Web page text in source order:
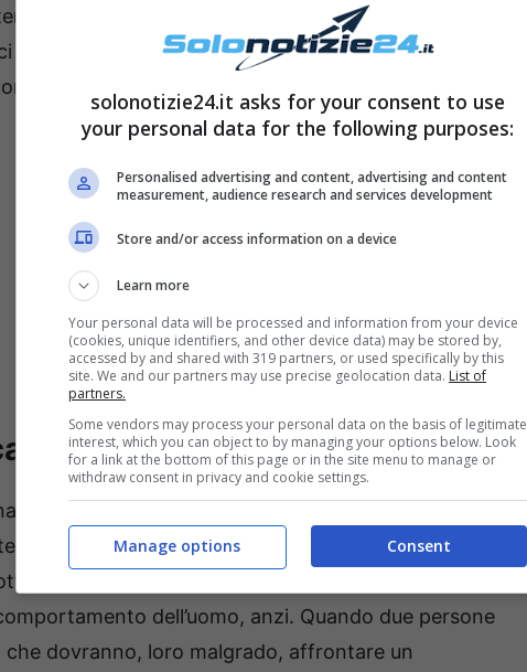
al loro matrimonio stanno cercando di
lapidarie, il grande Mauro Corona come
Francesco Totti
+è famoso per dire sempre quello che pensa e
Precisando che ha sempre ammirato l’ex
come sportivo, ha specificato di non stare
dell’uomo, anzi. Quando due persone
dovranno, loro malgrado, affrontare un
solonotizie24.it asks for your consent to use
your personal data for the following purposes:
Personalised advertising and content, advertising and content
measurement, audience research and services development
Store and/or access information on a device
Learn more
Your personal data will be processed and information from your device
(cookies, unique identifiers, and other device data) may be stored by,
accessed by and shared with 319 partners, or used specifically by this
site. We and our partners may use precise geolocation data. List of
partners.
Some vendors may process your personal data on the basis of legitimate
interest, which you can object to by managing your options below. Look
for a link at the bottom of this page or in the site menu to manage or
withdraw consent in privacy and cookie settings.
Consent
Manage options